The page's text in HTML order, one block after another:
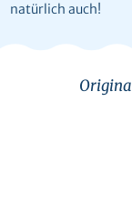
natürlich auch!